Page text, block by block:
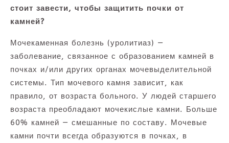
стоит завести, чтобы защитить почки от
камней?
Мочекаменная болезнь (уролитиаз) —
заболевание, связанное с образованием камней в
почках и/или других органах мочевыделительной
системы. Тип мочевого камня зависит, как
правило, от возраста больного. У людей старшего
возраста преобладают мочекислые камни. Больше
60% камней — смешанные по составу. Мочевые
камни почти всегда образуются в почках, в